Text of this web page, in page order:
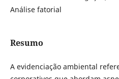
Análise fatorial
Resumo
A evidenciação ambiental